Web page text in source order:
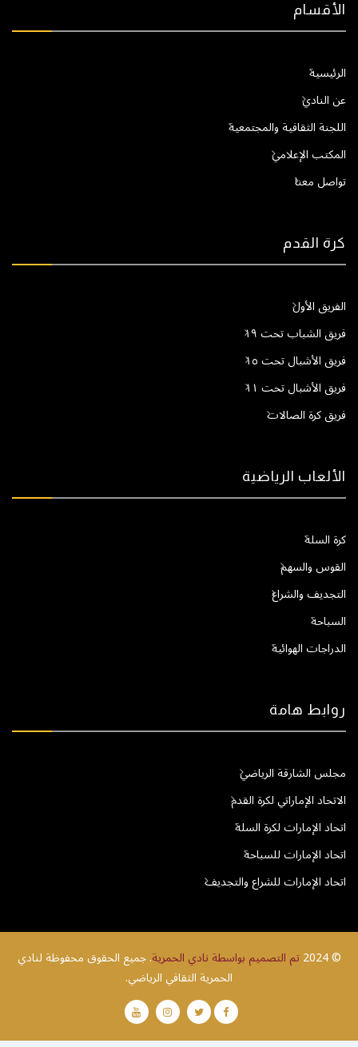
الأقسام
الرئيسية
عن النادي
اللجنة الثقافية والمجتمعية
المكتب الإعلامي
تواصل معنا
كرة القدم
الفريق الأول
فريق الشباب تحت ١٩
فريق الأشبال تحت ١٥
فريق الأشبال تحت ١١
فريق كرة الصالات
الألعاب الرياضية
كرة السلة
القوس والسهم
التجديف والشراع
السباحة
الدراجات الهوائية
روابط هامة
مجلس الشارقة الرياضي
الاتحاد الإماراتي لكرة القدم
اتحاد الإمارات لكرة السلة
اتحاد الإمارات للسباحة
اتحاد الإمارات للشراع والتجديف
© 2024 تم التصميم بواسطة نادي الحمرية. جميع الحقوق محفوظة لنادي
الحمرية الثقافي الرياضي.